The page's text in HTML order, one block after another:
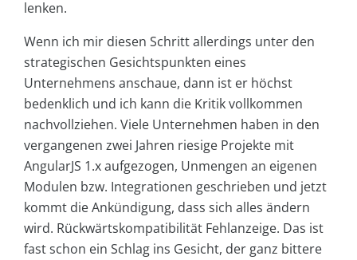
lenken.
Wenn ich mir diesen Schritt allerdings unter den
strategischen Gesichtspunkten eines
Unternehmens anschaue, dann ist er höchst
bedenklich und ich kann die Kritik vollkommen
nachvollziehen. Viele Unternehmen haben in den
vergangenen zwei Jahren riesige Projekte mit
AngularJS 1.x aufgezogen, Unmengen an eigenen
Modulen bzw. Integrationen geschrieben und jetzt
kommt die Ankündigung, dass sich alles ändern
wird. Rückwärtskompatibilität Fehlanzeige. Das ist
fast schon ein Schlag ins Gesicht, der ganz bittere